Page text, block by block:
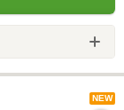
NEW